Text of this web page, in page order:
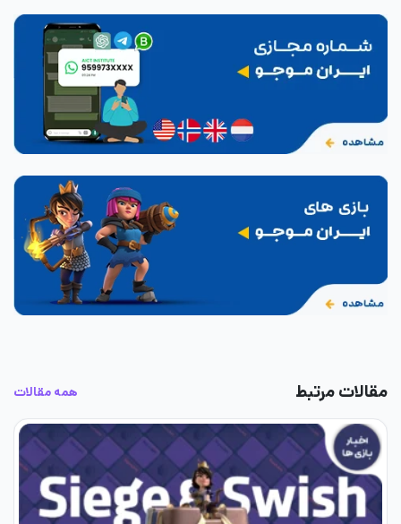
مقالات مرتبط همه مقالات